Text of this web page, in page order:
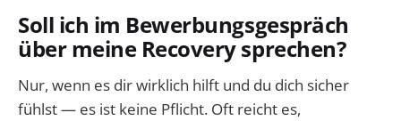
Soll ich im Bewerbungsgespräch
über meine Recovery sprechen?
Nur, wenn es dir wirklich hilft und du dich sicher
fühlst — es ist keine Pflicht. Oft reicht es,